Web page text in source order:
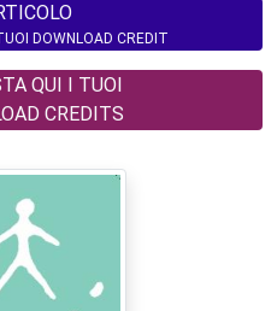
DOWNLOAD CREDIT
QUI I TUOI
CREDITS